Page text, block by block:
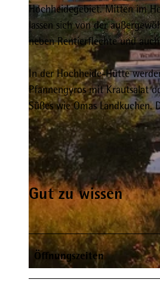
© Sebastian Noack Hochheide Hütte Niedersfeld | CC-
Hochheidegebiet. Mitten im
lassen sich von der
neben Rentierflechte und
In der Hochheide-Hütte
Pfannengyros mit Krautsalat
Süßes wie Omas
Gut zu wissen
Öffnungszeiten